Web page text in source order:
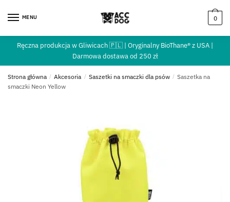
MENU 0
Ręczna produkcja w Gliwicach 🇵🇱 | Oryginalny BioThane® z USA |
Darmowa dostawa od 250 zł
Strona główna / Akcesoria / Saszetki na smaczki dla psów / Saszetka na
smaczki Neon Yellow